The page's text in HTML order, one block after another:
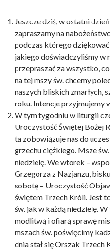
Jeszcze dziś, w ostatni
zapraszamy na
podczas którego
jakiego doświadczyliśmy w
przepraszać za wszystko,
na tej mszy św. chcemy
naszych bliskich zmarłych,
roku. Intencje przyjmujemy
W tym tygodniu w liturgii
Uroczystość Świętej Bożej
ta zobowiązuje nas do
grzechu ciężkiego. Msze
niedzielę. We wtorek –
Grzegorza z Nazjanzu,
sobotę – Uroczystość
świętem Trzech Króli. Jest
św. jak w każdą niedzielę.
modlitwą i ofiarą sprawę
mszach św. poświęcimy
dnia stał się Orszak